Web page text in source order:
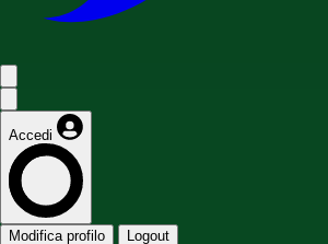
Accedi
Modifica profilo Logout